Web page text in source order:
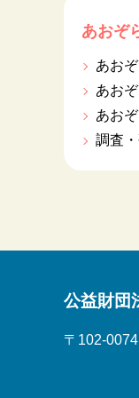
あおぞ
あお
あお
あお
調査
公益財団
〒102-